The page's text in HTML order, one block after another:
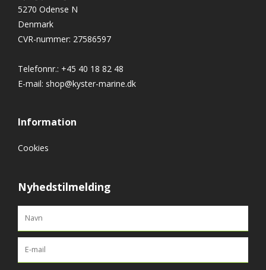
5270 Odense N
Denmark
CVR-nummer: 27586597
Telefonnr.: +45 40 18 82 48
E-mail: shop@kyster-marine.dk
Information
Cookies
Nyhedstilmelding